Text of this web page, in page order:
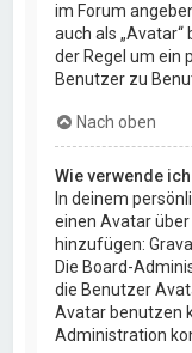
im Forum
auch als
der Regel um ein
Benutzer zu
Nach oben
Wie verwende
In deinem
einen Avatar
hinzufügen:
Die Board-
die Benutzer
Avatar benutzen
Administration